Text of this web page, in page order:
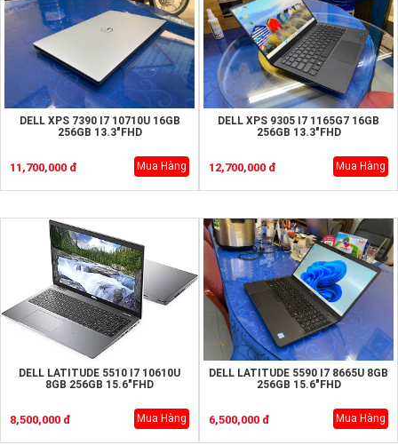
DELL XPS 7390 I7 10710U 16GB
256GB 13.3"FHD
11,700,000 đ Mua Hàng
DELL XPS 9305 I7 1165G7 16GB
256GB 13.3"FHD
12,700,000 đ Mua Hàng
DELL LATITUDE 5510 I7 10610U
8GB 256GB 15.6"FHD
8,500,000 đ Mua Hàng
DELL LATITUDE 5590 I7 8665U 8GB
256GB 15.6"FHD
6,500,000 đ Mua Hàng